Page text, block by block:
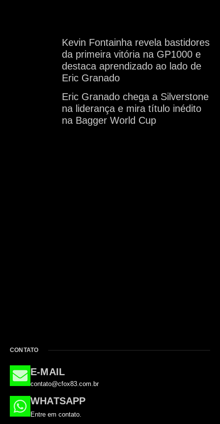
Kevin Fontainha revela bastidores
da primeira vitória na GP1000 e
destaca aprendizado ao lado de
Eric Granado
Eric Granado chega a Silverstone
na liderança e mira título inédito
na Bagger World Cup
CONTATO
E-MAIL
contato@cfox83.com.br
WHATSAPP
Entre em contato.